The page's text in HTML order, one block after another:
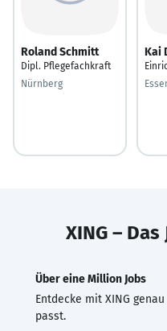
Roland Schmitt
Dipl. Pflegefachkraft
Nürnberg
Kai
XING –
Über eine Million Jobs
Entdecke mit XING
passt.